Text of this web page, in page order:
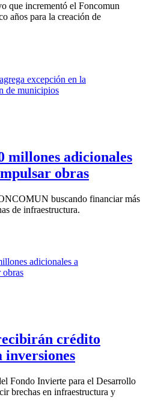
que incrementó el Foncomun
años para la creación de
millones adicionales
obras
buscando financiar más
de infraestructura.
crédito
inversiones
Fondo Invierte para el Desarrollo
brechas en infraestructura y